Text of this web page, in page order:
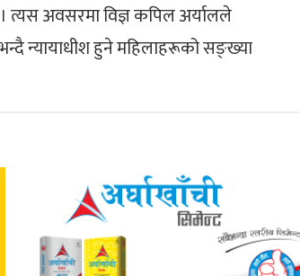
त्यस अवसरमाविज्ञ कपिल अर्यालले
न्यायाधीश हुने महिलाहरूको सङ्ख्या